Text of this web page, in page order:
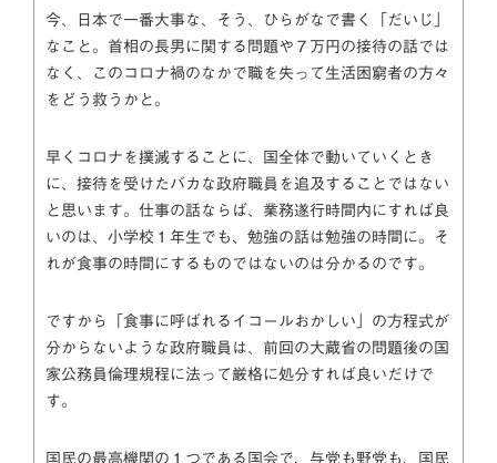
今、日本で一番大事な、そう、ひらがなで書く「だいじ」
なこと。首相の長男に関する問題や７万円の接待の話では
なく、このコロナ禍のなかで職を失って生活困窮者の方々
をどう救うかと。
早くコロナを撲滅することに、国全体で動いていくとき
に、接待を受けたバカな政府職員を追及することではない
と思います。仕事の話ならば、業務遂行時間内にすれば良
いのは、小学校１年生でも、勉強の話は勉強の時間に。そ
れが食事の時間にするものではないのは分かるのです。
ですから「食事に呼ばれるイコールおかしい」の方程式が
分からないような政府職員は、前回の大蔵省の問題後の国
家公務員倫理規程に法って厳格に処分すれば良いだけで
す。
国民の最高機関の１つである国会で、与党も野党も、国民